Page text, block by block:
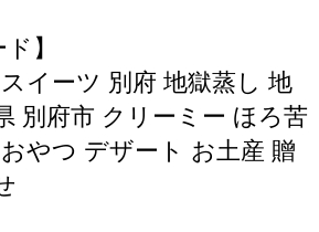
】
イーツ 別府 地獄蒸し 地
別府市 クリーミー ほろ苦
やつ デザート お土産 贈